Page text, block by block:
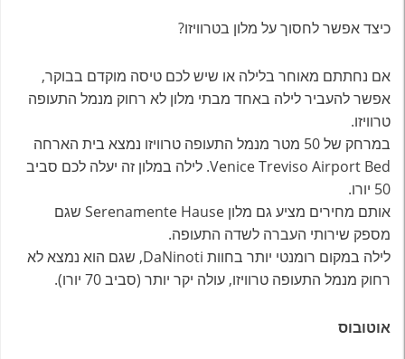
כיצד אפשר לחסוך על מלון בטרוויזו?
אם נחתתם מאוחר בלילה או שיש לכם טיסה מוקדם בבוקר,
אפשר להעביר לילה באחד מבתי מלון לא רחוק מנמל התעופה
טרוויזו.
במרחק של 50 מטר מנמל התעופה טרוויזו נמצא בית הארחה
Venice Treviso Airport Bed. לילה במלון זה יעלה לכם סביב
50 יורו.
אותם מחירים מציע גם מלון Serenamente Hause שגם
מספק שירותי העברה לשדה התעופה.
לילה במקום רומנטי יותר בחוות DaNinoti, שגם הוא נמצא לא
רחוק מנמל התעופה טרוויזו, עולה יקר יותר (סביב 70 יורו).
אוטובוס